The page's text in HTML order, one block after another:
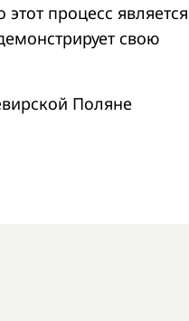
процесс является
свою
Поляне